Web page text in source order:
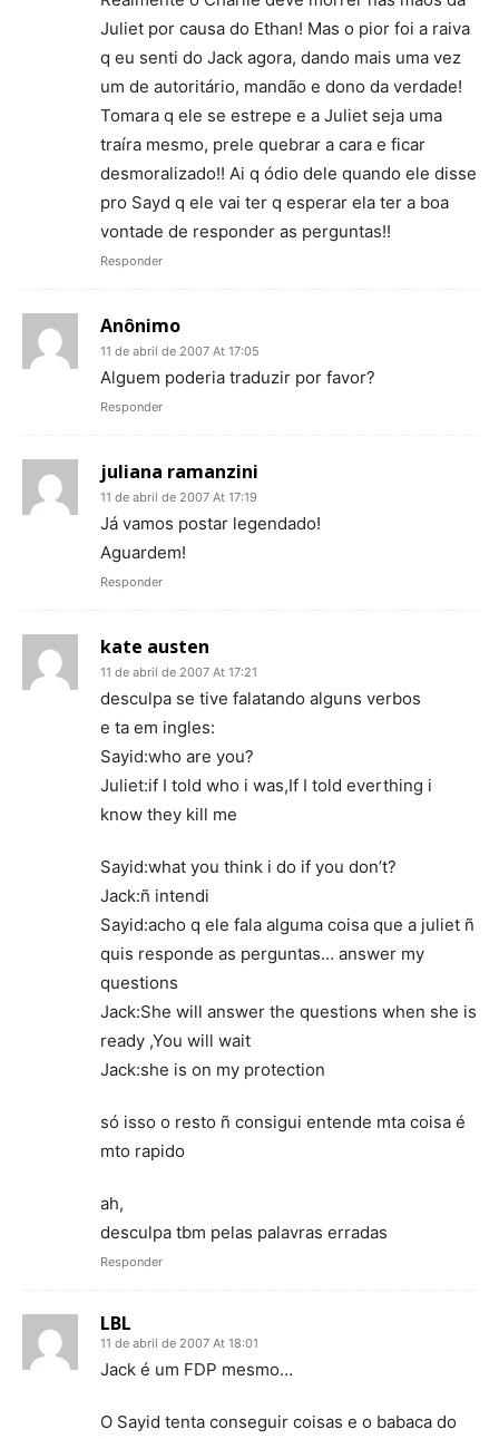
Juliet por causa do Ethan! Mas o pior foi a raiva
q eu senti do Jack agora, dando mais uma vez
um de autoritário, mandão e dono da verdade!
Tomara q ele se estrepe e a Juliet seja uma
traíra mesmo, prele quebrar a cara e ficar
desmoralizado!! Ai q ódio dele quando ele disse
pro Sayd q ele vai ter q esperar ela ter a boa
vontade de responder as perguntas!!
Responder
Anônimo
11 de abril de 2007 At 17:05
Alguem poderia traduzir por favor?
Responder
juliana ramanzini
11 de abril de 2007 At 17:19
Já vamos postar legendado!
Aguardem!
Responder
kate austen
11 de abril de 2007 At 17:21
desculpa se tive falatando alguns verbos
e ta em ingles:
Sayid:who are you?
Juliet:if I told who i was,If I told everthing i
know they kill me
Sayid:what you think i do if you don’t?
Jack:ñ intendi
Sayid:acho q ele fala alguma coisa que a juliet ñ
quis responde as perguntas… answer my
questions
Jack:She will answer the questions when she is
ready ,You will wait
Jack:she is on my protection
só isso o resto ñ consigui entende mta coisa é
mto rapido
ah,
desculpa tbm pelas palavras erradas
Responder
LBL
11 de abril de 2007 At 18:01
Jack é um FDP mesmo…
O Sayid tenta conseguir coisas e o babaca do